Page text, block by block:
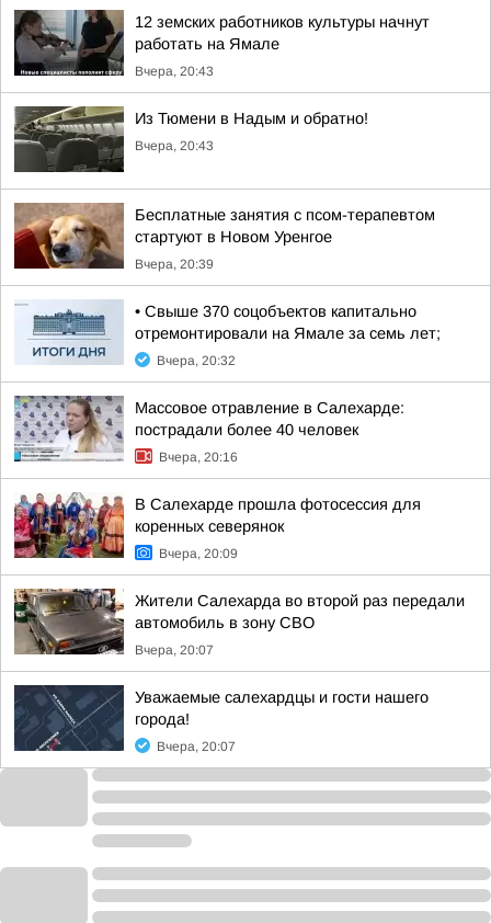
12 земских работников культуры начнут
работать на Ямале
Вчера, 20:43
Из Тюмени в Надым и обратно!
Вчера, 20:43
Бесплатные занятия с псом-терапевтом
стартуют в Новом Уренгое
Вчера, 20:39
• Свыше 370 соцобъектов капитально
отремонтировали на Ямале за семь лет;
Вчера, 20:32
Массовое отравление в Салехарде:
пострадали более 40 человек
Вчера, 20:16
В Салехарде прошла фотосессия для
коренных северянок
Вчера, 20:09
Жители Салехарда во второй раз передали
автомобиль в зону СВО
Вчера, 20:07
Уважаемые салехардцы и гости нашего
города!
Вчера, 20:07